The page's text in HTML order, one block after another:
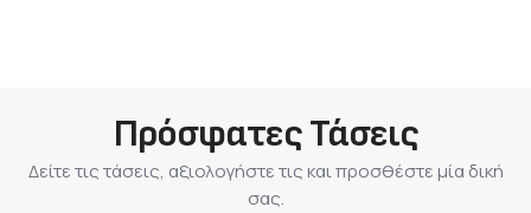
Πρόσφατες Τάσεις
Δείτε τις τάσεις, αξιολογήστε τις και προσθέστε μία δική
σας.